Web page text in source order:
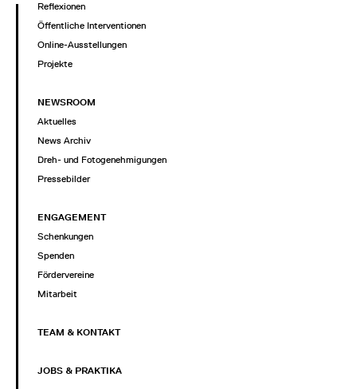
Reflexionen
Öffentliche Interventionen
Online-Ausstellungen
Projekte
NEWSROOM
Aktuelles
News Archiv
Dreh- und Fotogenehmigungen
Pressebilder
ENGAGEMENT
Schenkungen
Spenden
Fördervereine
Mitarbeit
TEAM & KONTAKT
JOBS & PRAKTIKA